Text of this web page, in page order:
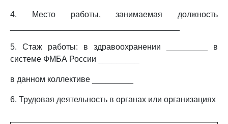
4. Место работы, занимаемая должность
5. Стаж работы: в здравоохранении _________ в
системе ФМБА России _________
в данном коллективе _________
6. Трудовая деятельность в органах или организациях